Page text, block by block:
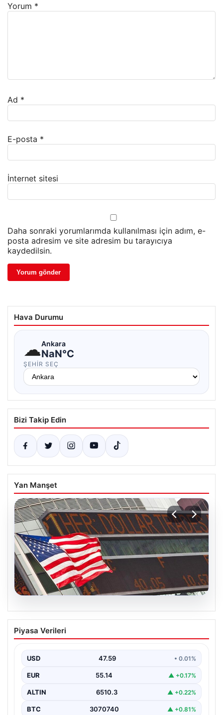
Yorum *
Ad *
E-posta *
İnternet sitesi
Daha sonraki yorumlarımda kullanılması için adım, e-
posta adresim ve site adresim bu tarayıcıya
kaydedilsin.
Hava Durumu
☁Ankara
NaN°C
ŞEHIR SEÇ
Bizi Takip Edin
Yan Manşet
05.08.2026
FED faiz kararı ne zaman açıklanacak?
Nisan ayı faiz beklentisi belli oldu
Piyasa Verileri
USD 47.59 • 0.01%
EUR 55.14 ▲ +0.17%
ALTIN 6510.3 ▲ +0.22%
BTC 3070740 ▲ +0.81%